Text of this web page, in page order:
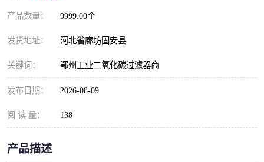
产品数量： 9999.00个
发货地址： 河北省廊坊固安县
关键词： 鄂州工业二氧化碳过滤器商
发布日期： 2026-08-09
阅 读 量： 138
产品描述